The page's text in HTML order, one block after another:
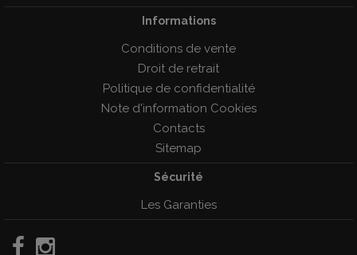
Informations
Conditions de vente
Droit de retrait
Politique de confidentialité
Note d'information Cookies
Contacts
Sitemap
Sécurité
Les Garanties